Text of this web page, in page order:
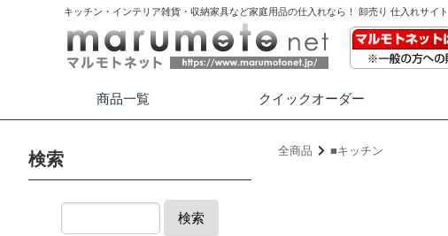
キッチン・インテリア雑貨・収納家具など家庭用品の仕入れなら！ 卸売り 仕入れサイト
商品一覧 クイックオーダー
全商品 ■キッチン
検索
検索